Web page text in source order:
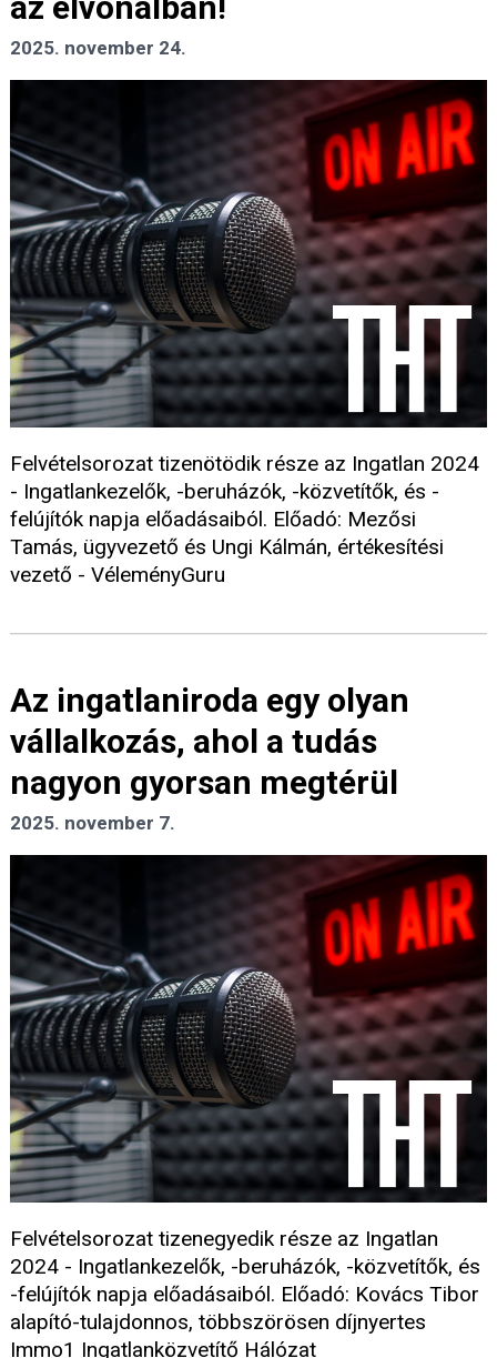
2025. november 24.
Felvételsorozat tizenötödik része az Ingatlan 2024
- Ingatlankezelők, -beruházók, -közvetítők, és -
felújítók napja előadásaiból. Előadó: Mezősi
Tamás, ügyvezető és Ungi Kálmán, értékesítési
vezető - VéleményGuru
Az ingatlaniroda egy olyan
vállalkozás, ahol a tudás
nagyon gyorsan megtérül
2025. november 7.
Felvételsorozat tizenegyedik része az Ingatlan
2024 - Ingatlankezelők, -beruházók, -közvetítők, és
-felújítók napja előadásaiból. Előadó: Kovács Tibor
alapító-tulajdonnos, többszörösen díjnyertes
Immo1 Ingatlanközvetítő Hálózat